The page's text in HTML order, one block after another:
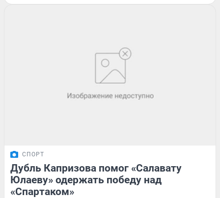
СПОРТ
Дубль Капризова помог «Салавату
Юлаеву» одержать победу над
«Спартаком»